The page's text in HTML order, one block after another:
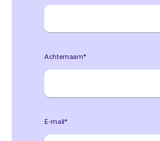
Achternaam*
E-mail*